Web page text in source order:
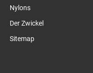
Nylons
Der Zwickel
Sitemap